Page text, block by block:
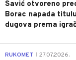
Savić otvoreno
Borac napada
dugova prema
RUKOMET 27.07.2026.